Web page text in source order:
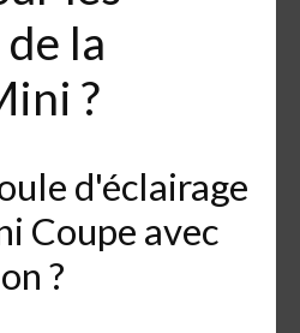
la
?
d'éclairage
Coupe avec
?